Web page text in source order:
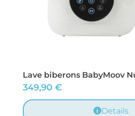
Lave biberons BabyMoov
349,90 €
Details